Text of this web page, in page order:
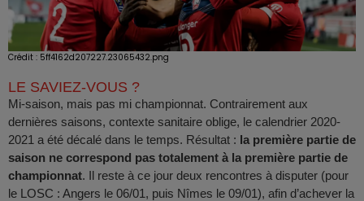
Crédit : 5ff4162d207227.23065432.png
LE SAVIEZ-VOUS ?
Mi-saison, mais pas mi championnat. Contrairement aux
dernières saisons, contexte sanitaire oblige, le calendrier 2020-
2021 a été décalé dans le temps. Résultat : la première partie de
saison ne correspond pas totalement à la première partie de
championnat. Il reste à ce jour deux rencontres à disputer (pour
le LOSC : Angers le 06/01, puis Nîmes le 09/01), afin d’achever la